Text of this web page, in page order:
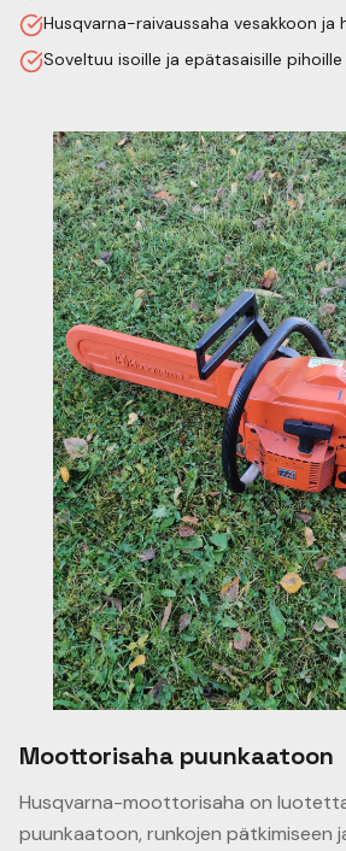
Husqvarna-raivaussaha vesakkoon ja
Soveltuu isoille ja epätasaisille pihoille
Moottorisaha puunkaatoon
Husqvarna-moottorisaha on
puunkaatoon, runkojen pätkimiseen